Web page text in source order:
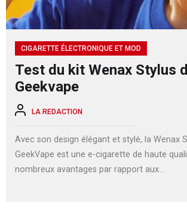
CIGARETTE ÉLECTRONIQUE ET MOD
Test du kit Wenax Stylus
Geekvape
LA REDACTION
Avec son design élégant et stylé, la Wenax
GeekVape est une e-cigarette de haute
nombreux avantages par rapport aux...